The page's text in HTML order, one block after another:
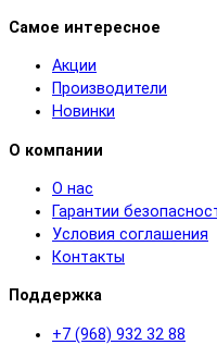
Самое интересное
Акции
Производители
Новинки
О компании
О нас
Гарантии
Условия соглашения
Контакты
Поддержка
+7 (968) 932 32 88